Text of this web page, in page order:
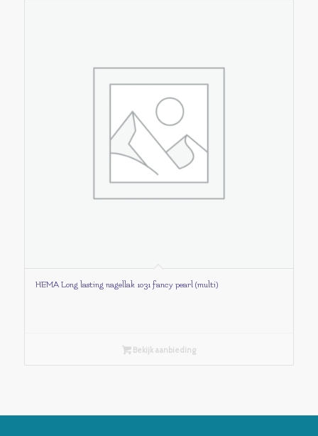
HEMA Long lasting nagellak 1031 fancy pearl (multi)
Bekijk aanbieding